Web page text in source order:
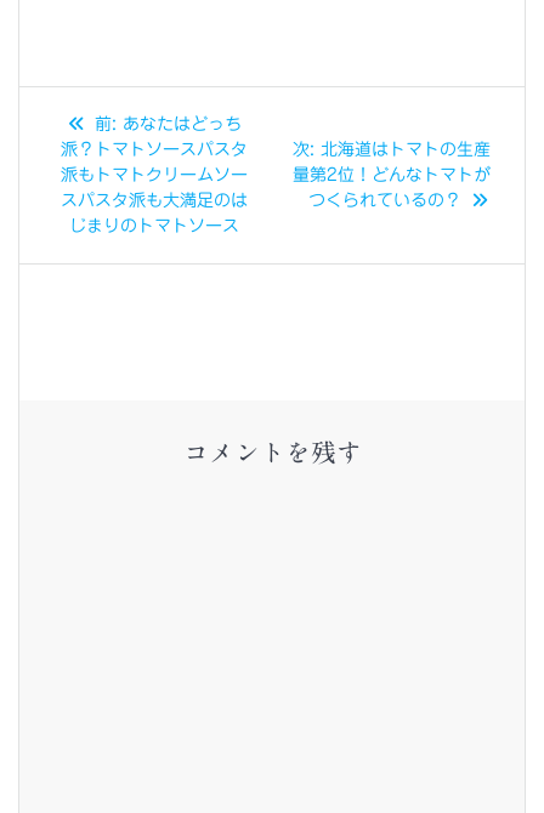
ビ
前: 過
去
の
投
稿:
あなたはどっち
派？トマトソースパスタ
派もトマトクリームソー
スパスタ派も大満足のは
じまりのトマトソース
次: 次
の
投
北海道はトマトの生産
量第2位！どんなトマトが
つくられているの？
コメントを残す